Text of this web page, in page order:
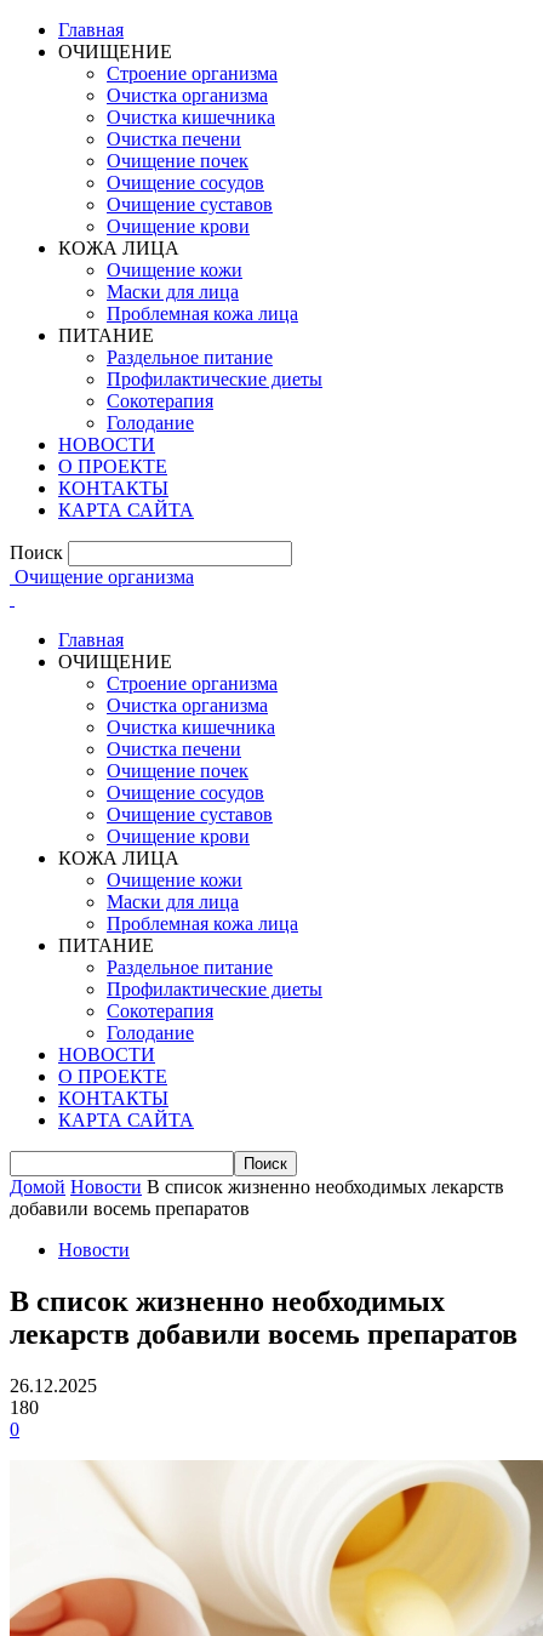
Главная
ОЧИЩЕНИЕ
Строение организма
Очистка организма
Очистка кишечника
Очистка печени
Очищение почек
Очищение сосудов
Очищение суставов
Очищение крови
КОЖА ЛИЦА
Очищение кожи
Маски для лица
Проблемная кожа лица
ПИТАНИЕ
Раздельное питание
Профилактические диеты
Сокотерапия
Голодание
НОВОСТИ
О ПРОЕКТЕ
КОНТАКТЫ
КАРТА САЙТА
Поиск
Очищение организма
Главная
ОЧИЩЕНИЕ
Строение организма
Очистка организма
Очистка кишечника
Очистка печени
Очищение почек
Очищение сосудов
Очищение суставов
Очищение крови
КОЖА ЛИЦА
Очищение кожи
Маски для лица
Проблемная кожа лица
ПИТАНИЕ
Раздельное питание
Профилактические диеты
Сокотерапия
Голодание
НОВОСТИ
О ПРОЕКТЕ
КОНТАКТЫ
КАРТА САЙТА
Домой Новости В список жизненно необходимых лекарств
добавили восемь препаратов
Новости
В список жизненно необходимых
лекарств добавили восемь препаратов
26.12.2025
180
0